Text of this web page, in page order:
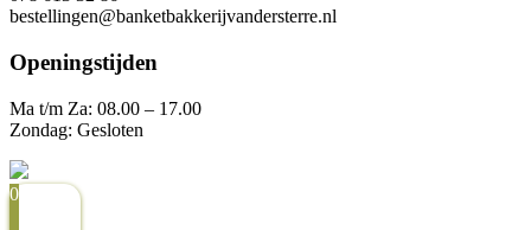
bestellingen@banketbakkerijvandersterre.nl
Openingstijden
Ma t/m Za: 08.00 – 17.00
Zondag: Gesloten
0